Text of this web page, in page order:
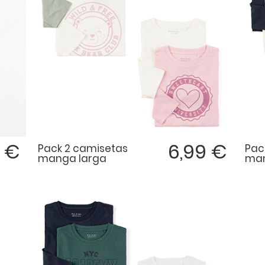
€ Pack 2 camisetas
manga larga 6,99 €